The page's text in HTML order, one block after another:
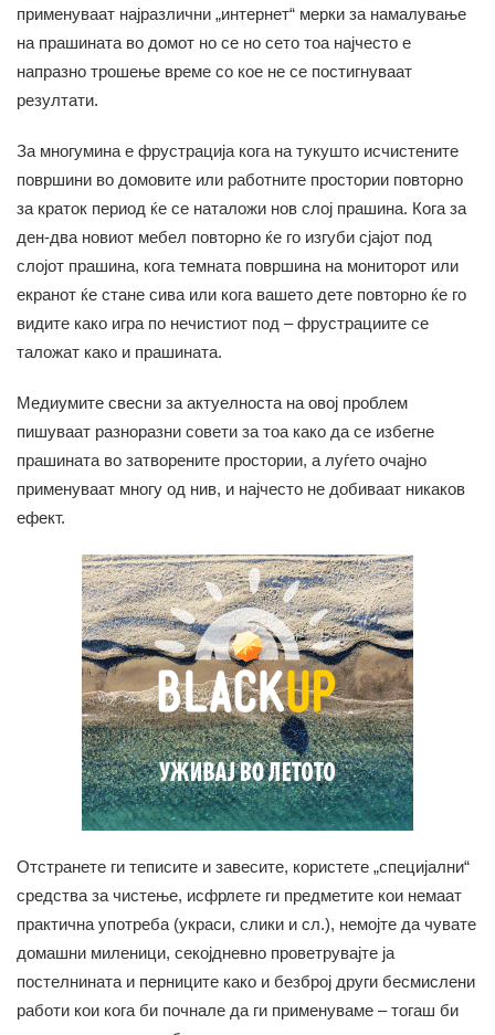
применуваат најразлични „интернет“ мерки за намалување
на прашината во домот но се но сето тоа најчесто е
напразно трошење време со кое не се постигнуваат
резултати.
За многумина е фрустрација кога на тукушто исчистените
површини во домовите или работните простории повторно
за краток период ќе се наталожи нов слој прашина. Кога за
ден-два новиот мебел повторно ќе го изгуби сјајот под
слојот прашина, кога темната површина на мониторот или
екранот ќе стане сива или кога вашето дете повторно ќе го
видите како игра по нечистиот под – фрустрациите се
таложат како и прашината.
Медиумите свесни за актуелноста на овој проблем
пишуваат разноразни совети за тоа како да се избегне
прашината во затворените простории, а луѓето очајно
применуваат многу од нив, и најчесто не добиваат никаков
ефект.
Отстранете ги теписите и завесите, користете „специјални“
средства за чистење, исфрлете ги предметите кои немаат
практична употреба (украси, слики и сл.), немојте да чувате
домашни миленици, секојдневно проветрувајте ја
постелнината и перниците како и безброј други бесмислени
работи кои кога би почнале да ги применуваме – тогаш би